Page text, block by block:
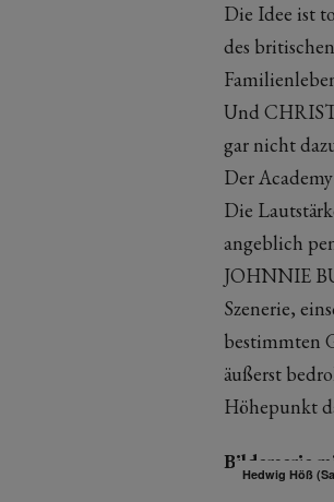
Die Idee ist
des
Und
gar nicht
Der
Die
angeblich
JOHNNIE
Szenerie,
bestimmten
äußerst
Höhepunkt
Bilderserie
Hedwig Höß